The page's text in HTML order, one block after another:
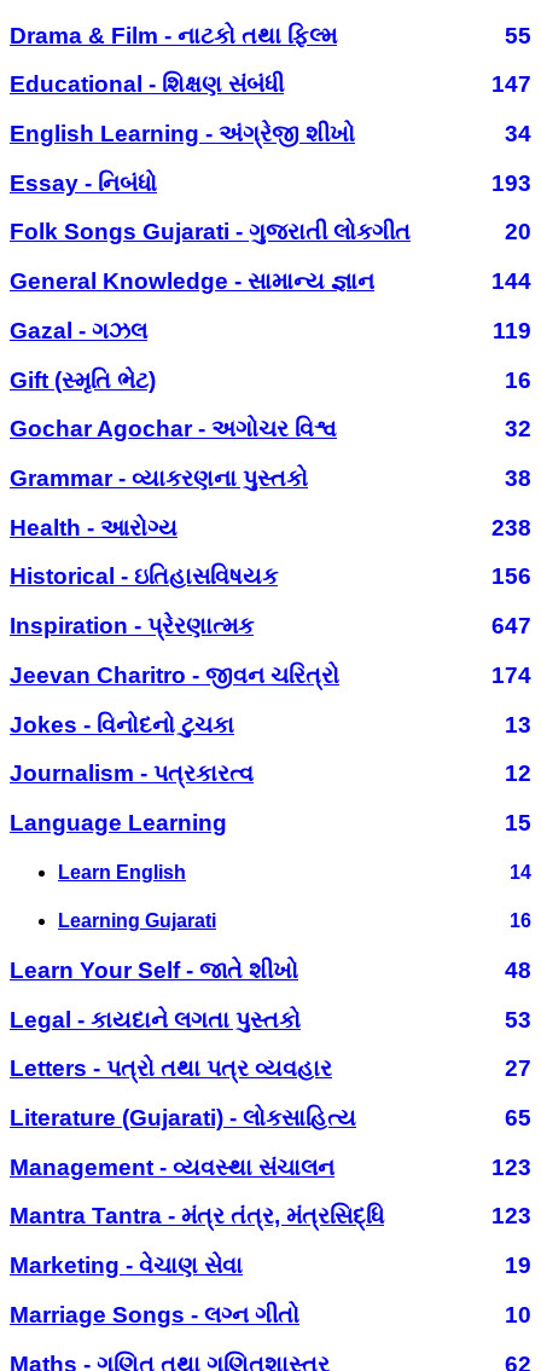
Drama & Film - નાટકો તથા ફિલ્મ
55
Educational - શિક્ષણ સંબંધી
147
English Learning - અંગ્રેજી શીખો
34
Essay - નિબંધો
193
Folk Songs Gujarati - ગુજરાતી લોકગીત
20
General Knowledge - સામાન્ય જ્ઞાન
144
Gazal - ગઝલ
119
Gift (સ્મૃતિ ભેટ)
16
Gochar Agochar - અગોચર વિશ્વ
32
Grammar - વ્યાકરણના પુસ્તકો
38
Health - આરોગ્ય
238
Historical - ઇતિહાસવિષયક
156
Inspiration - પ્રેરણાત્મક
647
Jeevan Charitro - જીવન ચરિત્રો
174
Jokes - વિનોદનો ટુચકા
13
Journalism - પત્રકારત્વ
12
Language Learning
15
Learn English 14
Learning Gujarati 16
Learn Your Self - જાતે શીખો
48
Legal - કાયદાને લગતા પુસ્તકો
53
Letters - પત્રો તથા પત્ર વ્યવહાર
27
Literature (Gujarati) - લોકસાહિત્ય
65
Management - વ્યવસ્થા સંચાલન
123
Mantra Tantra - મંત્ર તંત્ર, મંત્રસિદ્ધિ
123
Marketing - વેચાણ સેવા
19
Marriage Songs - લગ્ન ગીતો
10
Maths - ગણિત તથા ગણિતશાસ્ત્ર
62